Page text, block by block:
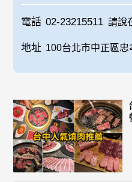
電話 02-23215511 請說
地址 100台北市中正區